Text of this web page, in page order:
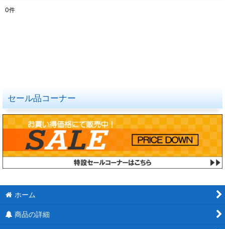
0件
セール品コーナー
ホーム
商品の詳細